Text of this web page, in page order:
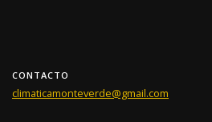
CONTACTO
climaticamonteverde@gmail.com